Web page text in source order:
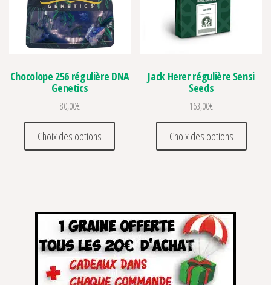
Chocolope 256 régulière DNA
Genetics
80,00€
Choix des options
Ce produit a plusieurs variations. Les
Jack Herer régulière Sensi
Seeds
163,00€
Choix des options
Ce